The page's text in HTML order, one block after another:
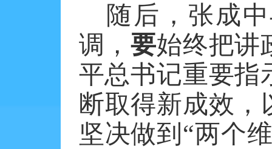
随后，张成
调，要始终把讲
平总书记重要指
断取得新成效，
坚决做到“两个